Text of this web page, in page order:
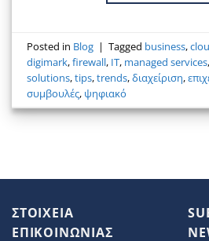
Posted in Blog | Tagged business,
digimark,firewall, IT, managed services,
solutions,tips,trends,διαχείριση,
συμβουλές, ψηφιακό
ΣΤΟΙΧΕΙΑ
ΕΠΙΚΟΙΝΩΝΙΑΣ